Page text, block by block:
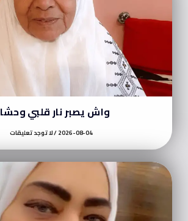
واش يصبر نار قلبي وحشايا
2026-08-04 لا توجد تعليقات